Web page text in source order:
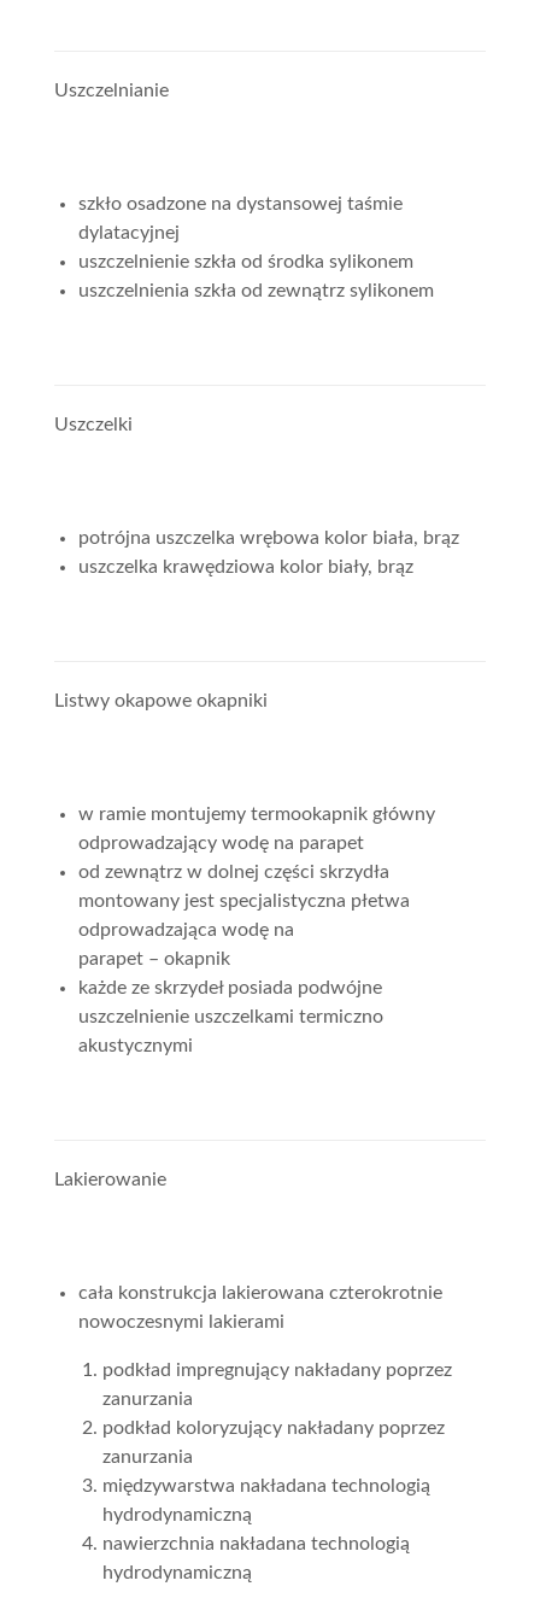
Uszczelnianie
szkło osadzone na dystansowej taśmie
dylatacyjnej
uszczelnienie szkła od środka sylikonem
uszczelnienia szkła od zewnątrz sylikonem
Uszczelki
potrójna uszczelka wrębowa kolor biała, brąz
uszczelka krawędziowa kolor biały, brąz
Listwy okapowe okapniki
w ramie montujemy termookapnik główny
odprowadzający wodę na parapet
od zewnątrz w dolnej części skrzydła
montowany jest specjalistyczna płetwa
odprowadzająca wodę na
parapet – okapnik
każde ze skrzydeł posiada podwójne
uszczelnienie uszczelkami termiczno
akustycznymi
Lakierowanie
cała konstrukcja lakierowana czterokrotnie
nowoczesnymi lakierami
podkład impregnujący nakładany poprzez
zanurzania
podkład koloryzujący nakładany poprzez
zanurzania
międzywarstwa nakładana technologią
hydrodynamiczną
nawierzchnia nakładana technologią
hydrodynamiczną